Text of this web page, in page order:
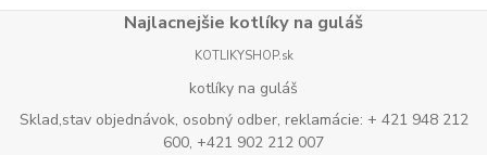
Najlacnejšie kotlíky na guláš
KOTLIKYSHOP.sk
kotlíky na guláš
Sklad,stav objednávok, osobný odber, reklamácie: + 421 948 212
600, +421 902 212 007